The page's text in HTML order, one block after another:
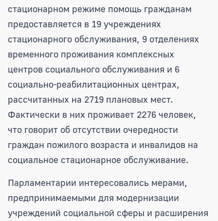
стационарном режиме помощь гражданам
предоставляется в 19 учреждениях
стационарного обслуживания, 9 отделениях
временного проживания комплексных
центров социального обслуживания и 6
социально-реабилитационных центрах,
рассчитанных на 2719 плановых мест.
Фактически в них проживает 2276 человек,
что говорит об отсутствии очередности
граждан пожилого возраста и инвалидов на
социальное стационарное обслуживание.
Парламентарии интересовались мерами,
предпринимаемыми для модернизации
учреждений социальной сферы и расширения